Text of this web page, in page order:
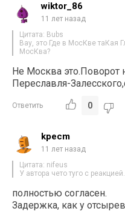
wiktor_86
11 лет назад
Цитата: Bubs
Вау, это Где в МосКве таКая
МосКва?
Не Москва это.Поворот
Переславля-
Ответить 0
kpecm
11 лет назад
Цитата: nifeus
У автора чето туго с реакцией.
полностью согласен.
Задержка, как у